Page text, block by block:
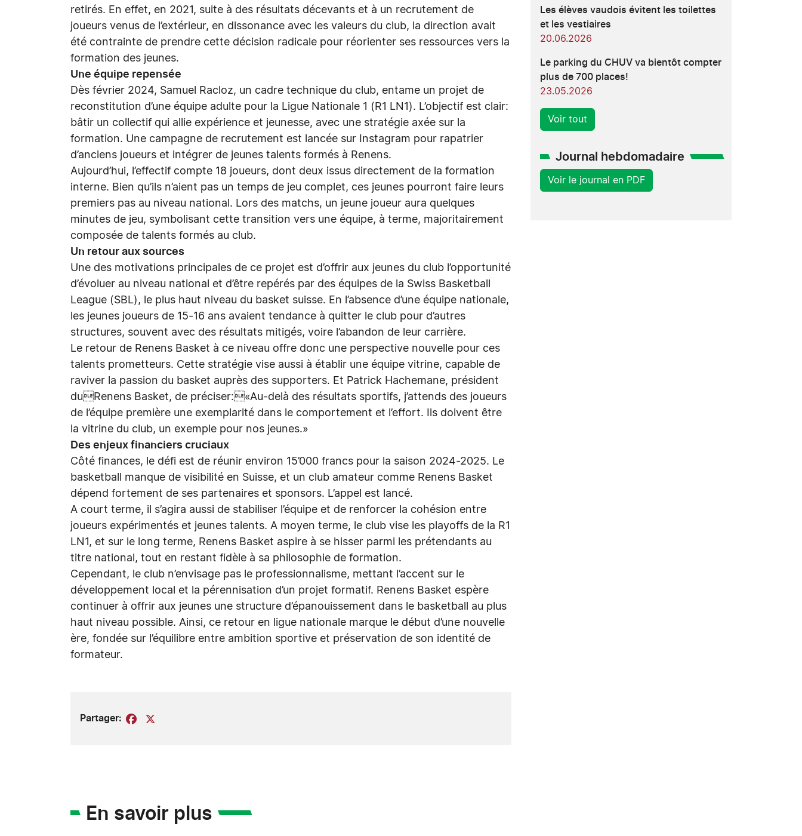
retirés. En effet, en 2021, suite à des résultats décevants et à un recrutement de
joueurs venus de l’extérieur, en dissonance avec les valeurs du club, la direction avait
été contrainte de prendre cette décision radicale pour réorienter ses ressources vers la
formation des jeunes.
Une équipe repensée
Dès février 2024, Samuel Racloz, un cadre technique du club, entame un projet de
reconstitution d’une équipe adulte pour la Ligue Nationale 1 (R1 LN1). L’objectif est clair:
bâtir un collectif qui allie expérience et jeunesse, avec une stratégie axée sur la
formation. Une campagne de recrutement est lancée sur Instagram pour rapatrier
d’anciens joueurs et intégrer de jeunes talents formés à Renens.
Aujourd’hui, l’effectif compte 18 joueurs, dont deux issus directement de la formation
interne. Bien qu’ils n’aient pas un temps de jeu complet, ces jeunes pourront faire leurs
premiers pas au niveau national. Lors des matchs, un jeune joueur aura quelques
minutes de jeu, symbolisant cette transition vers une équipe, à terme, majoritairement
composée de talents formés au club.
Un retour aux sources
Une des motivations principales de ce projet est d’offrir aux jeunes du club l’opportunité
d’évoluer au niveau national et d’être repérés par des équipes de la Swiss Basketball
League (SBL), le plus haut niveau du basket suisse. En l’absence d’une équipe nationale,
les jeunes joueurs de 15-16 ans avaient tendance à quitter le club pour d’autres
structures, souvent avec des résultats mitigés, voire l’abandon de leur carrière.
Le retour de Renens Basket à ce niveau offre donc une perspective nouvelle pour ces
talents prometteurs. Cette stratégie vise aussi à établir une équipe vitrine, capable de
raviver la passion du basket auprès des supporters. Et Patrick Hachemane, président
duRenens Basket, de préciser:«Au-delà des résultats sportifs, j’attends des joueurs
de l’équipe première une exemplarité dans le comportement et l’effort. Ils doivent être
la vitrine du club, un exemple pour nos jeunes.»
Des enjeux financiers cruciaux
Côté finances, le défi est de réunir environ 15’000 francs pour la saison 2024-2025. Le
basketball manque de visibilité en Suisse, et un club amateur comme Renens Basket
dépend fortement de ses partenaires et sponsors. L’appel est lancé.
A court terme, il s’agira aussi de stabiliser l’équipe et de renforcer la cohésion entre
joueurs expérimentés et jeunes talents. A moyen terme, le club vise les playoffs de la R1
LN1, et sur le long terme, Renens Basket aspire à se hisser parmi les prétendants au
titre national, tout en restant fidèle à sa philosophie de formation.
Cependant, le club n’envisage pas le professionnalisme, mettant l’accent sur le
développement local et la pérennisation d’un projet formatif. Renens Basket espère
continuer à offrir aux jeunes une structure d’épanouissement dans le basketball au plus
haut niveau possible. Ainsi, ce retour en ligue nationale marque le début d’une nouvelle
ère, fondée sur l’équilibre entre ambition sportive et préservation de son identité de
formateur.
Partager: Facebook
Les élèves vaudois évitent les toilettes
et les vestiaires
20.06.2026
Le parking du CHUV va bientôt compter
plus de 700 places!
23.05.2026
Voir tout
Journal hebdomadaire
Voir le journal en PDF
En savoir plus